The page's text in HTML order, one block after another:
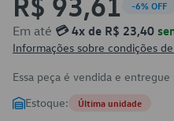
-6% OFF
Em até 💳 4x de R$ 23,40
Informações sobre condições
Essa peça é vendida e entregue
Estoque: Última unidade